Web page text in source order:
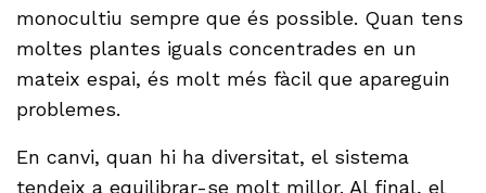
monocultiu sempre que és possible. Quan tens
moltes plantes iguals concentrades en un
mateix espai, és molt més fàcil que apareguin
problemes.
En canvi, quan hi ha diversitat, el sistema
tendeix a equilibrar-se molt millor. Al final, el